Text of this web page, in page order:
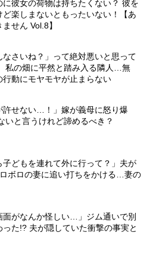
に彼女の荷物は持ちたくない？ 彼を
ど楽しまないともったいない！【あ
せん Vol.8】
なさいね？」って絶対悪いと思って
私の畑に平然と踏み入る隣人…無
行動にモヤモヤが止まらない
許せない…！」嫁が義母に怒り爆
いと言うけれど諦めるべき？
子どもを連れて外に行って？」夫が
ボロの妻に追い打ちをかける…妻の
面がなんか怪しい…」ジム通いで別
った!? 夫が隠していた衝撃の事実と